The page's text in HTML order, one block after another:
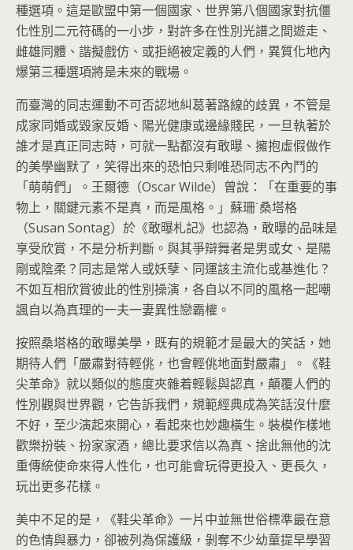
種選項。這是歐盟中第一個國家、世界第八個國家對抗僵
化性別二元符碼的一小步，對許多在性別光譜之間遊走、
雌雄同體、諧擬戲仿、或拒絕被定義的人們，異質化地內
爆第三種選項將是未來的戰場。
而臺灣的同志運動不可否認地糾葛著路線的歧異，不管是
成家同婚或毀家反婚、陽光健康或邊緣賤民，一旦執著於
誰才是真正同志時，可就一點都沒有敢曝、擁抱虛假做作
的美學幽默了，笑得出來的恐怕只剩唯恐同志不內鬥的
「萌萌們」。王爾德（Oscar Wilde）曾說：「在重要的事
物上，關鍵元素不是真，而是風格。」蘇珊˙桑塔格
（Susan Sontag）於《敢曝札記》也認為，敢曝的品味是
享受欣賞，不是分析判斷。與其爭辯舞者是男或女、是陽
剛或陰柔？同志是常人或妖孽、同運該主流化或基進化？
不如互相欣賞彼此的性別操演，各自以不同的風格一起嘲
諷自以為真理的一夫一妻異性戀霸權。
按照桑塔格的敢曝美學，既有的規範才是最大的笑話，她
期待人們「嚴肅對待輕佻，也會輕佻地面對嚴肅」。《鞋
尖革命》就以類似的態度夾雜着輕鬆與認真，顛覆人們的
性別觀與世界觀，它告訴我們，規範經典成為笑話沒什麼
不好，至少演起來開心，看起來也妙趣橫生。裝模作樣地
歡樂扮裝、扮家家酒，總比要求信以為真、捨此無他的沈
重傳統使命來得人性化，也可能會玩得更投入、更長久，
玩出更多花樣。
美中不足的是，《鞋尖革命》一片中並無世俗標準最在意
的色情與暴力，卻被列為保護級，剝奪不少幼童提早學習